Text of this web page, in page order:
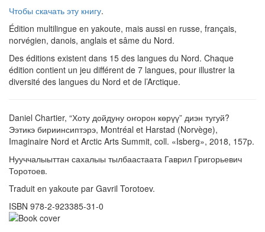
Чтобы скачать эту книгу.
Édition multilingue en yakoute, mais aussi en russe, français,
norvégien, danois, anglais et sâme du Nord.
Des éditions existent dans 15 des langues du Nord. Chaque
édition contient un jeu différent de 7 langues, pour illustrer la
diversité des langues du Nord et de l’Arctique.
Daniel Chartier, “Хоту дойдуну оҥорон көрүү” диэн тугуй?
Ээтикэ бириинсиптэрэ, Montréal et Harstad (Norvège),
Imaginaire Nord et Arctic Arts Summit, coll. «Isberg», 2018, 157p.
Нууччалыыттан сахалыы тылбаастаата Гаврил Григорьевич
Торотоев.
Traduit en yakoute par Gavril Torotoev.
ISBN 978-2-923385-31-0